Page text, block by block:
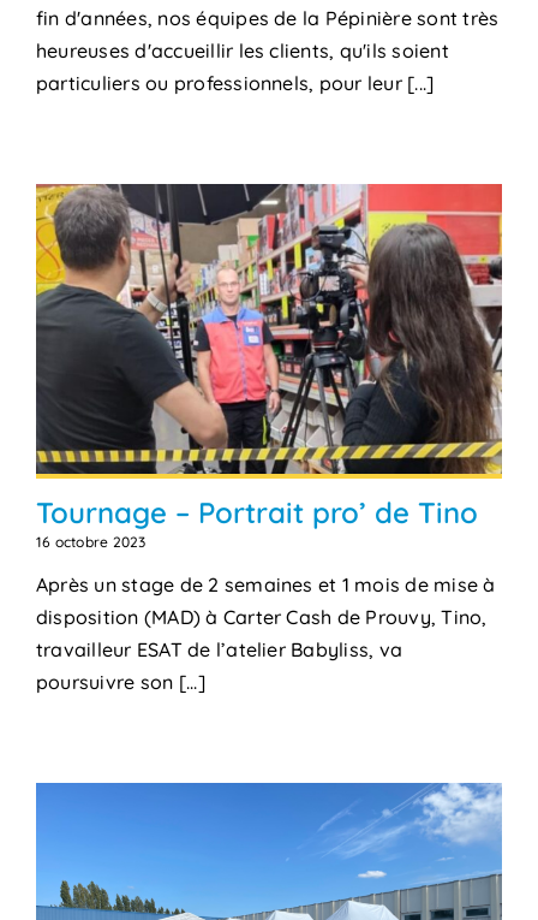
fin d'années, nos équipes de la Pépinière sont très
heureuses d'accueillir les clients, qu'ils soient
particuliers ou professionnels, pour leur [...]
Tournage – Portrait pro’ de Tino
16 octobre 2023
Après un stage de 2 semaines et 1 mois de mise à
disposition (MAD) à Carter Cash de Prouvy, Tino,
travailleur ESAT de l’atelier Babyliss, va
poursuivre son [...]